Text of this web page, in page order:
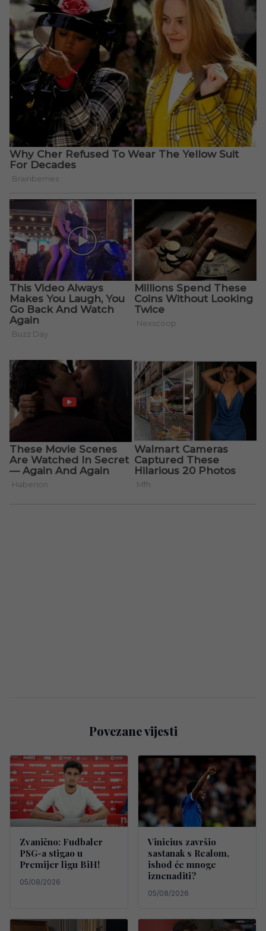
Povezane vijesti
Zvanično: Fudbaler
PSG-a stigao u
Premijer ligu BiH!
05/08/2026
Vinicius završio
sastanak s Realom,
ishod će mnoge
iznenaditi?
05/08/2026